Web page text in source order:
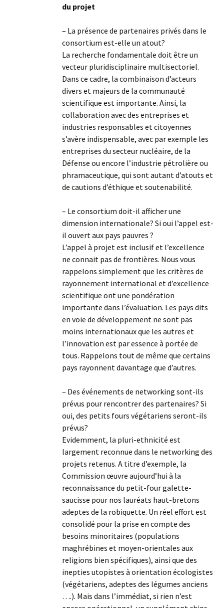
du projet
– La présence de partenaires privés dans le
consortium est-elle un atout?
La recherche fondamentale doit être un
vecteur pluridisciplinaire multisectoriel.
Dans ce cadre, la combinaison d’acteurs
divers et majeurs de la communauté
scientifique est importante. Ainsi, la
collaboration avec des entreprises et
industries responsables et citoyennes
s’avère indispensable, avec par exemple les
entreprises du secteur nucléaire, de la
Défense ou encore l’industrie pétrolière ou
phramaceutique, qui sont autant d’atouts et
de cautions d’éthique et soutenabilité.
– Le consortium doit-il afficher une
dimension internationale? Si oui l’appel est-
il ouvert aux pays pauvres ?
L’appel à projet est inclusif et l’excellence
ne connait pas de frontières. Nous vous
rappelons simplement que les critères de
rayonnement international et d’excellence
scientifique ont une pondération
importante dans l’évaluation. Les pays dits
en voie de développement ne sont pas
moins internationaux que les autres et
l’innovation est par essence à portée de
tous. Rappelons tout de même que certains
pays rayonnent davantage que d’autres.
– Des événements de networking sont-ils
prévus pour rencontrer des partenaires? Si
oui, des petits fours végétariens seront-ils
prévus?
Evidemment, la pluri-ethnicité est
largement reconnue dans le networking des
projets retenus. A titre d’exemple, la
Commission œuvre aujourd’hui à la
reconnaissance du petit-four galette-
saucisse pour nos lauréats haut-bretons
adeptes de la robiquette. Un réel effort est
consolidé pour la prise en compte des
besoins minoritaires (populations
maghrébines et moyen-orientales aux
religions bien spécifiques), ainsi que des
inepties utopistes à orientation écologistes
(végétariens, adeptes des légumes anciens
….). Mais dans l’immédiat, si rien n’est